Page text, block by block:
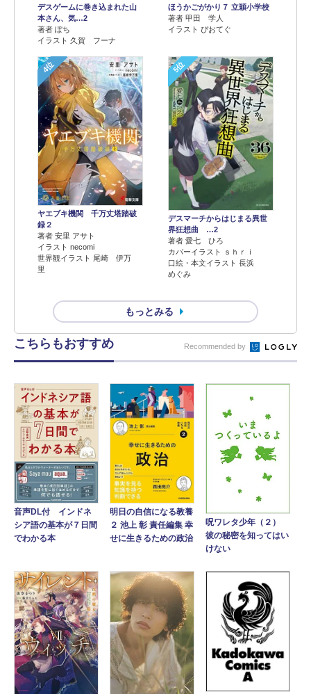
デスゲームに巻き込まれた山
本さん、気…2
著者 ぽち
イラスト 久賀 フーナ
ほうかごがかり７ 立穎小学校
著者 甲田 学人
イラスト ぴおてぐ
4位
ヤエブキ機関 千万丈塔踏破
録２
著者 安里 アサト
イラスト necomi
世界観イラスト 尾崎 伊万
里
5位
デスマーチからはじまる異世
界狂想曲 …2
著者 愛七 ひろ
カバーイラスト ｓｈｒｉ
口絵・本文イラスト 長浜
めぐみ
もっとみる
こちらもおすすめ Recommended by
音声DL付 インドネ
シア語の基本が７日間
でわかる本
明日の自信になる教養
２ 池上 彰 責任編集 幸
せに生きるための政治
呪ワレタ少年（２）
彼の秘密を知ってはい
けない